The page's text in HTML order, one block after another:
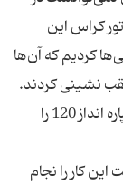
کراس این
کردیم که آن‌ها
دلیل 35 کیلومتر عقب نشینی کردند.
دکتر چمران گفت که چند موتورسیکلت باید خمپاره انداز 120 را
کار را نجام